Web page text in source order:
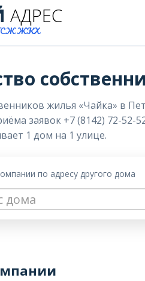
АДРЕС
ТСЖ ЖКХ
жилья «Чайка» в
заявок +7 (8142) 72-
1 дом на 1 улице.
по адресу другого дома